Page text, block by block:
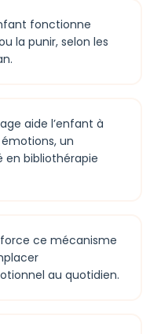
fonctionne
la punir, selon les
aide l’enfant à
un
bibliothérapie
ce mécanisme
au quotidien.